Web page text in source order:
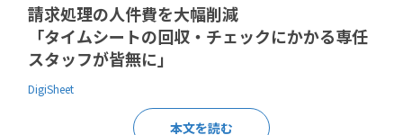
請求処理の人件費を大幅削減
「タイムシートの回収・チェックにかかる専任
スタッフが皆無に」
DigiSheet
本文を読む